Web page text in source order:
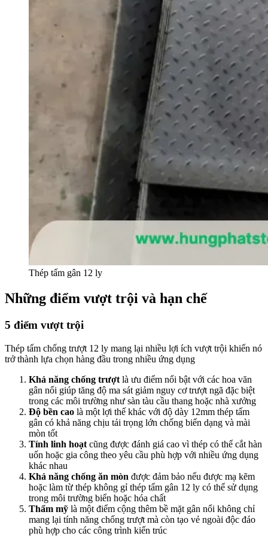
Thép tấm gân 12 ly
Những điểm vượt trội và hạn chế
5 điểm vượt trội
Thép tấm chống trượt 12 ly mang lại nhiều lợi ích vượt trội khiến nó
trở thành lựa chọn hàng đầu trong nhiều ứng dụng
Khả năng chống trượt là ưu điểm nổi bật với các hoa văn
gân nổi giúp tăng độ ma sát giảm nguy cơ trượt ngã đặc biệt
trong các môi trường như sàn tàu cầu thang hoặc nhà xưởng
Độ bền cao là một lợi thế khác với độ dày 12mm thép tấm
gân có khả năng chịu tải trọng lớn chống biến dạng và mài
mòn tốt
Tính linh hoạt cũng được đánh giá cao vì thép có thể cắt hàn
uốn hoặc gia công theo yêu cầu phù hợp với nhiều ứng dụng
khác nhau
Khả năng chống ăn mòn được đảm bảo nếu được mạ kẽm
hoặc làm từ thép không gỉ thép tấm gân 12 ly có thể sử dụng
trong môi trường biển hoặc hóa chất
Thẩm mỹ là một điểm cộng thêm bề mặt gân nổi không chỉ
mang lại tính năng chống trượt mà còn tạo vẻ ngoài độc đáo
phù hợp cho các công trình kiến trúc